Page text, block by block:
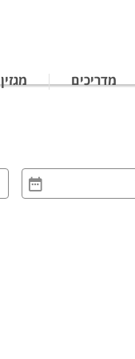
מדריכים
מגזין